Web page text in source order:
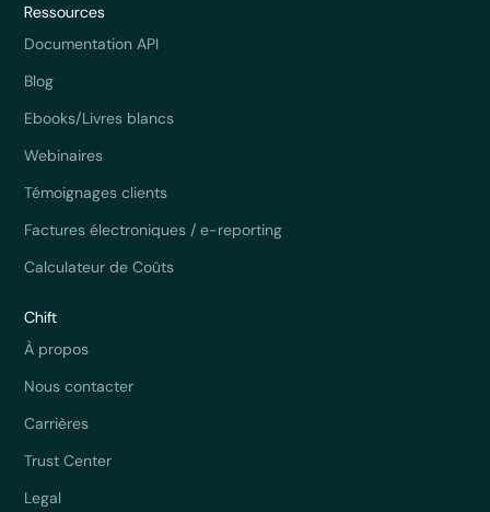
Ressources
Documentation API
Blog
Ebooks/Livres blancs
Webinaires
Témoignages clients
Factures électroniques / e-reporting
Calculateur de Coûts
Chift
À propos
Nous contacter
Carrières
Trust Center
Legal